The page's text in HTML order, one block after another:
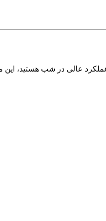
عملکرد عالی در شب هستید،